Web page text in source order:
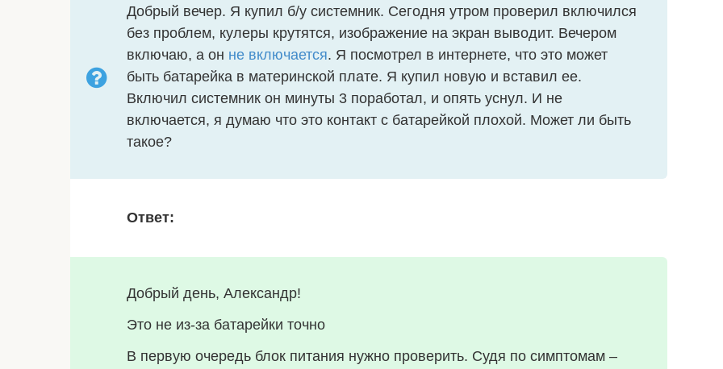
Добрый вечер. Я купил б/у системник. Сегодня утром проверил включился
без проблем, кулеры крутятся, изображение на экран выводит. Вечером
включаю, а он не включается. Я посмотрел в интернете, что это может
быть батарейка в материнской плате. Я купил новую и вставил ее.
Включил системник он минуты 3 поработал, и опять уснул. И не
включается, я думаю что это контакт с батарейкой плохой. Может ли быть
такое?
Ответ:
Добрый день, Александр!
Это не из-за батарейки точно
В первую очередь блок питания нужно проверить. Судя по симптомам –